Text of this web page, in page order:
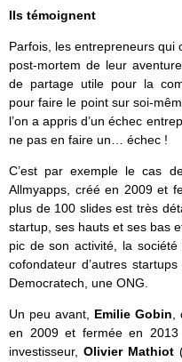
Ils témoignent
Parfois, les entrepreneurs qui
post-mortem de leur
de partage utile pour la
pour faire le point sur soi-
l’on a appris d’un échec
ne pas en faire un… échec !
C’est par exemple le cas
Allmyapps, créé en 2009 et
plus de 100 slides est très
startup, ses hauts et ses bas
pic de son activité, la
cofondateur d’autres
Democratech, une ONG.
Un peu avant, Emilie Gobin
en 2009 et fermée en 2013
investisseur, Olivier Mathiot